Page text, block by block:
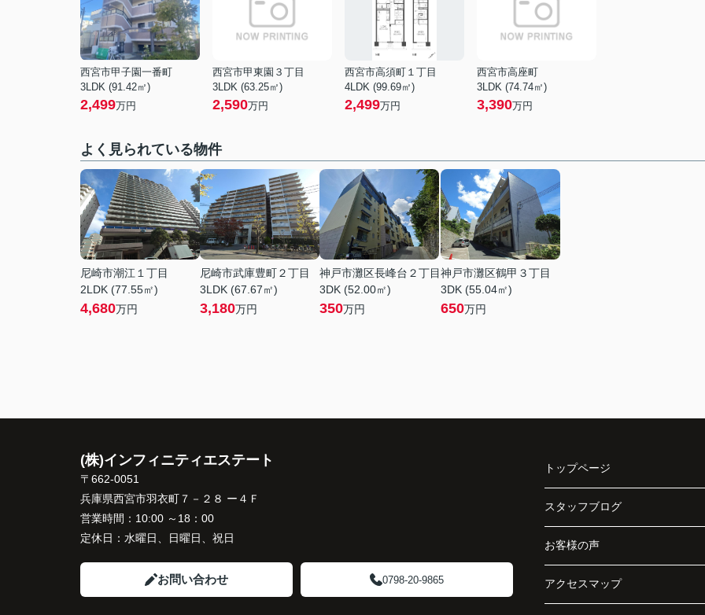
西宮市甲子園一番町
3LDK (91.42㎡)
2,499万円
西宮市甲東園３丁目
3LDK (63.25㎡)
2,590万円
西宮市高須町１丁目
4LDK (99.69㎡)
2,499万円
西宮市高座町
3LDK (74.74㎡)
3,390万円
よく見られている物件
尼崎市潮江１丁目
2LDK (77.55㎡)
4,680万円
尼崎市武庫豊町２丁目
3LDK (67.67㎡)
3,180万円
神戸市灘区長峰台２丁目
3DK (52.00㎡)
350万円
神戸市灘区鶴甲３丁目
3DK (55.04㎡)
650万円
(株)インフィニティエステート
〒662-0051
兵庫県西宮市羽衣町７－２８ ー４Ｆ
営業時間： 10:00 ～18：00
定休日： 水曜日、日曜日、祝日
お問い合わせ 0798-20-9865
トップページ
スタッフブログ
お客様の声
アクセスマップ